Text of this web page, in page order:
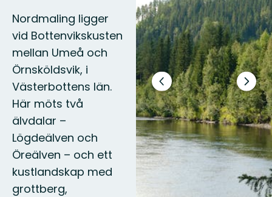
Nordmaling ligger
vid Bottenvikskusten
mellan Umeå och
Örnsköldsvik, i
Västerbottens län.
Här möts två
älvdalar –
Lögdeälven och
Öreälven – och ett
kustlandskap med
grottberg,
Föregående
bild
Nästa